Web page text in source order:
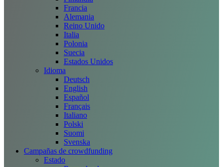
Francia
Alemania
Reino Unido
Italia
Polonia
Suecia
Estados Unidos
Idioma
Deutsch
English
Español
Français
Italiano
Polski
Suomi
Svenska
Campañas de crowdfunding
Estado